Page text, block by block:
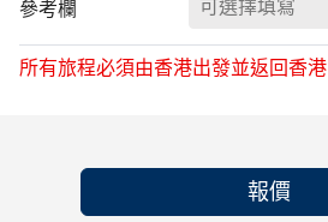
參考欄
所有旅程必須由香港出發並返回香港
報價